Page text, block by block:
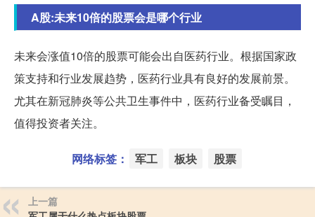
A股:未来10倍的股票会是哪个行业
未来会涨值10倍的股票可能会出自医药行业。根据国家政
策支持和行业发展趋势，医药行业具有良好的发展前景。
尤其在新冠肺炎等公共卫生事件中，医药行业备受瞩目，
值得投资者关注。
网络标签： 军工 板块 股票
上一篇